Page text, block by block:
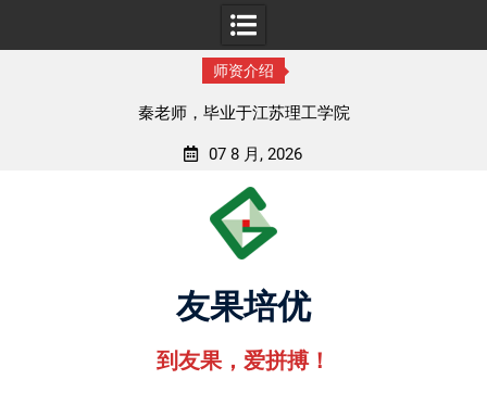
师资介绍
孟老师，毕业于湖北
07 8 月, 2026
友果培优
到友果，爱拼搏！